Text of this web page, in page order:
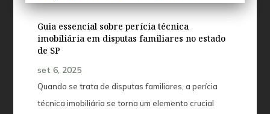
Guia essencial sobre perícia técnica
imobiliária em disputas familiares no estado
de SP
set 6, 2025
Quando se trata de disputas familiares, a perícia
técnica imobiliária se torna um elemento crucial